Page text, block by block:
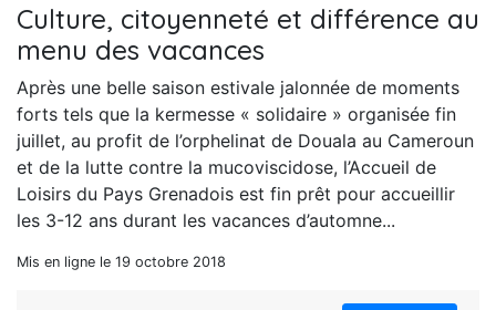
Culture, citoyenneté et différence au
menu des vacances
Après une belle saison estivale jalonnée de moments
forts tels que la kermesse « solidaire » organisée fin
juillet, au profit de l’orphelinat de Douala au Cameroun
et de la lutte contre la mucoviscidose, l’Accueil de
Loisirs du Pays Grenadois est fin prêt pour accueillir
les 3-12 ans durant les vacances d’automne...
Mis en ligne le 19 octobre 2018